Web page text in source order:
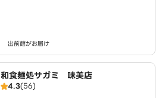
出前館がお届け
和食麺処サガミ 味美店
4.3(56)